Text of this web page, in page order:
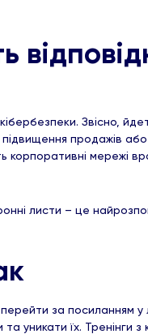
Звісно,
продажів або
корпоративні мережі
листи – це
за посиланням у
уникати їх. Тренінги з